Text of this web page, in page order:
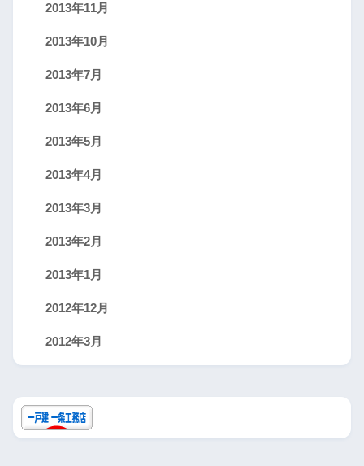
2013年11月
2013年10月
2013年7月
2013年6月
2013年5月
2013年4月
2013年3月
2013年2月
2013年1月
2012年12月
2012年3月